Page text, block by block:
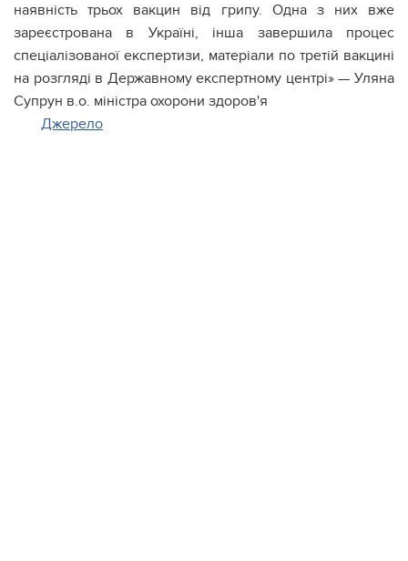
наявність трьох вакцин від грипу. Одна з них вже
зареєстрована в Україні, інша завершила процес
спеціалізованої експертизи, матеріали по третій вакцині
на розгляді в Державному експертному центрі» — Уляна
Супрун в.о. міністра охорони здоров'я
Джерело